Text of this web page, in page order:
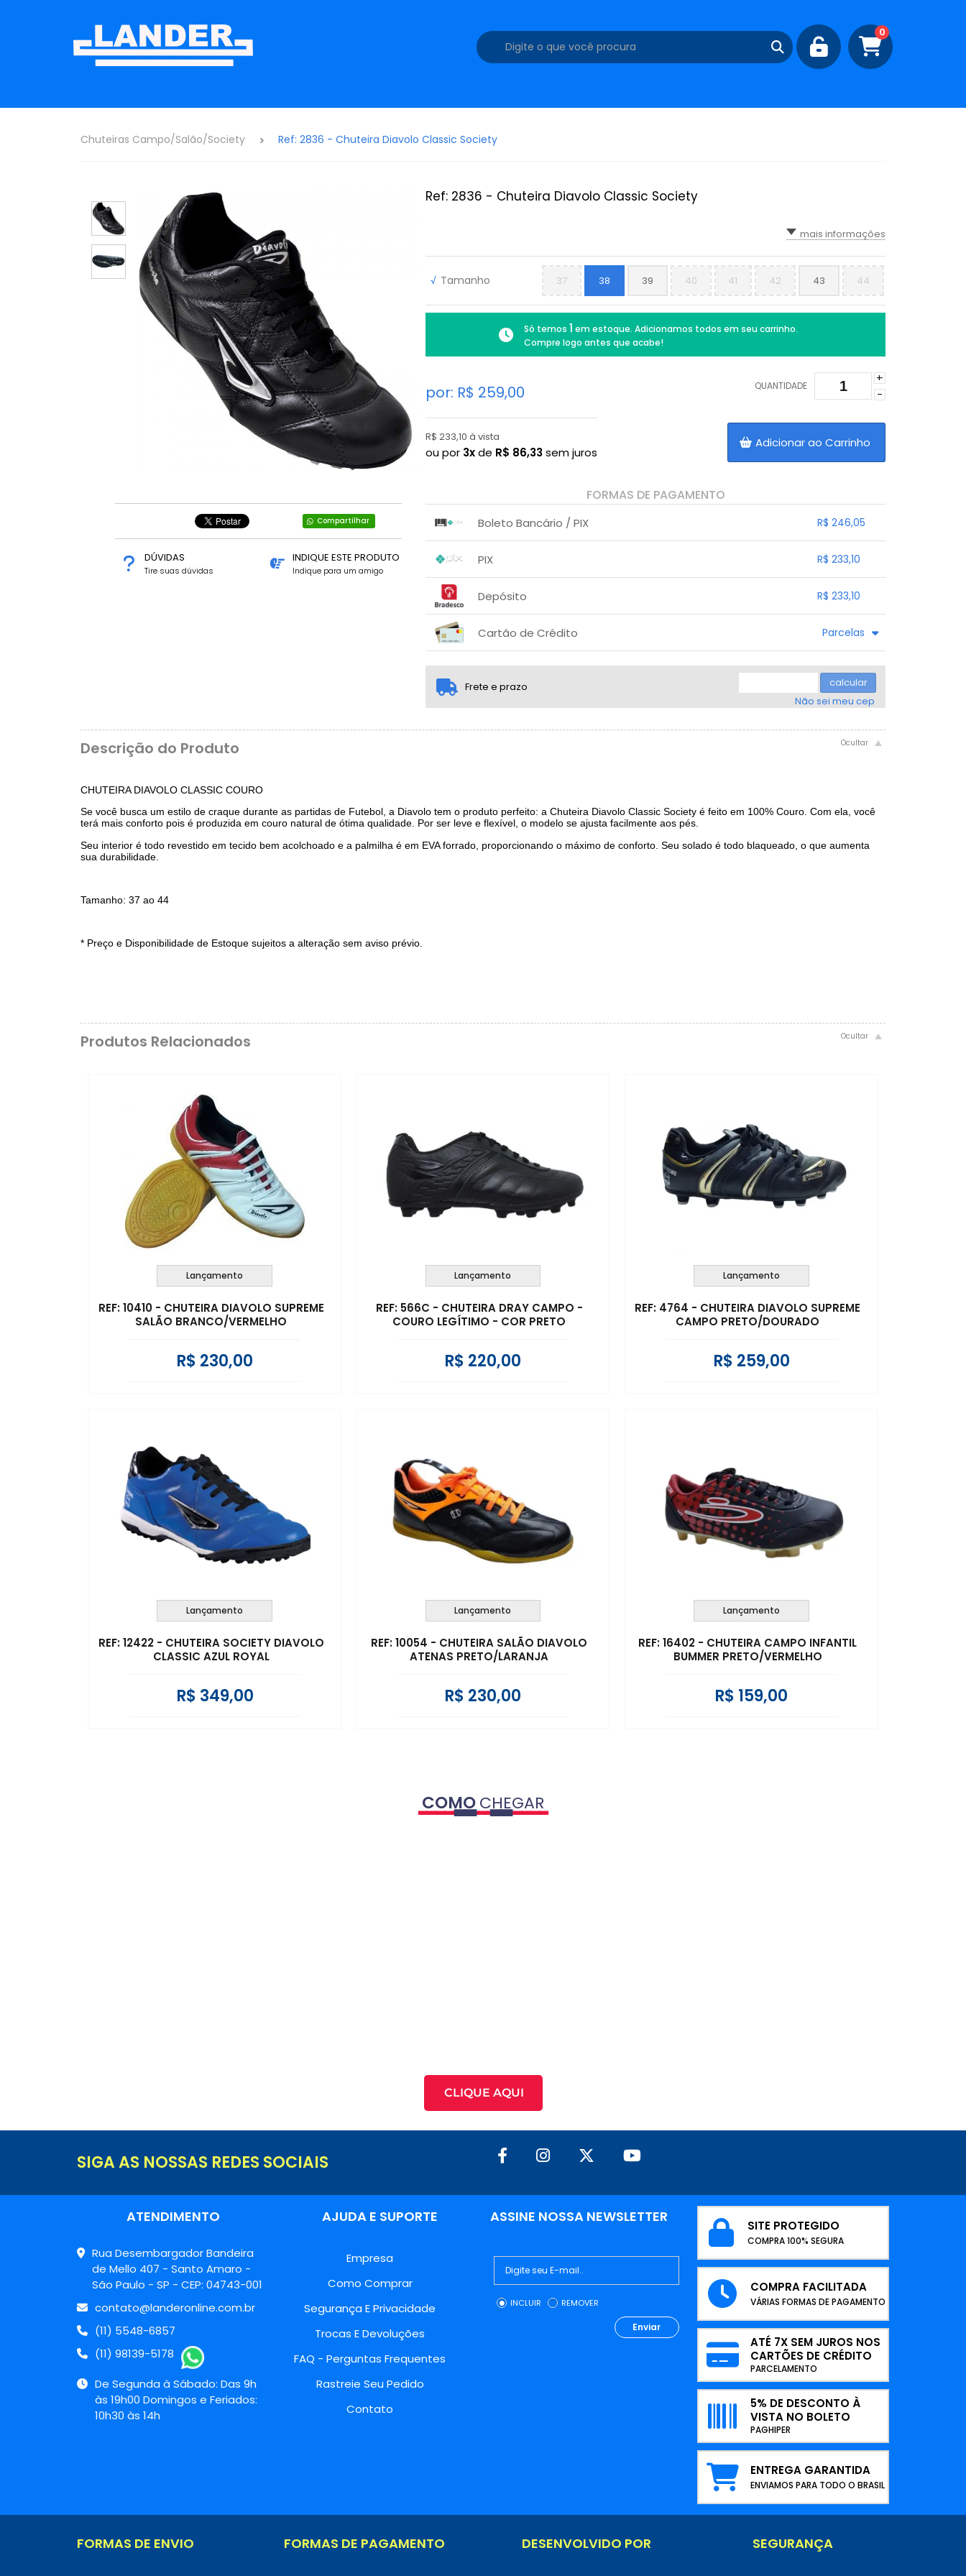
0
Chuteiras Campo/Salão/Society Ref: 2836 - Chuteira Diavolo Classic Society
Compartilhar
DÚVIDAS
Tire suas dúvidas
INDIQUE ESTE PRODUTO
Indique para um amigo
Ref: 2836 - Chuteira Diavolo Classic Society
mais informações
√ Tamanho 37 38 39 40 41 42 43 44
Só temos 1 em estoque. Adicionamos todos em seu carrinho.
Compre logo antes que acabe!
por: R$ 259,00
R$ 233,10 à vista
ou por 3xde R$ 86,33sem juros
QUANTIDADE
+
-
Adicionar ao Carrinho
FORMAS DE PAGAMENTO
Boleto Bancário / PIX
R$ 246,05
PIX
R$ 233,10
Depósito
R$ 233,10
Cartão de Crédito
Parcelas
......
Frete e prazo
calcular
Não sei meu cep
Descrição do Produto
CHUTEIRA DIAVOLO CLASSIC COURO
Se você busca um estilo de craque durante as partidas de Futebol, a Diavolo tem o produto perfeito: a Chuteira Diavolo Classic Society é feito em 100% Couro. Com ela, você
terá mais conforto pois é produzida em couro natural de ótima qualidade. Por ser leve e flexível, o modelo se ajusta facilmente aos pés.
Seu interior é todo revestido em tecido bem acolchoado e a palmilha é em EVA forrado, proporcionando o máximo de conforto. Seu solado é todo blaqueado, o que aumenta
sua durabilidade.
Tamanho: 37 ao 44
* Preço e Disponibilidade de Estoque sujeitos a alteração sem aviso prévio.
Produtos Relacionados
Lançamento
REF: 10410 - CHUTEIRA DIAVOLO SUPREME
SALÃO BRANCO/VERMELHO
R$ 230,00
Lançamento
REF: 566C - CHUTEIRA DRAY CAMPO -
COURO LEGÍTIMO - COR PRETO
R$ 220,00
Lançamento
REF: 4764 - CHUTEIRA DIAVOLO SUPREME
CAMPO PRETO/DOURADO
R$ 259,00
Lançamento
REF: 12422 - CHUTEIRA SOCIETY DIAVOLO
CLASSIC AZUL ROYAL
R$ 349,00
Lançamento
REF: 10054 - CHUTEIRA SALÃO DIAVOLO
ATENAS PRETO/LARANJA
R$ 230,00
Lançamento
REF: 16402 - CHUTEIRA CAMPO INFANTIL
BUMMER PRETO/VERMELHO
R$ 159,00
COMOCHEGAR
CLIQUE AQUI
SIGA AS NOSSAS REDES SOCIAIS
ATENDIMENTO
Rua Desembargador Bandeira
de Mello 407 - Santo Amaro -
São Paulo - SP - CEP: 04743-001
contato@landeronline.com.br
(11) 5548-6857
(11) 98139-5178
De Segunda à Sábado: Das 9h
às 19h00 Domingos e Feriados:
10h30 às 14h
AJUDA E SUPORTE
Empresa
Como Comprar
Segurança E Privacidade
Trocas E Devoluções
FAQ - Perguntas Frequentes
Rastreie Seu Pedido
Contato
ASSINE NOSSA NEWSLETTER
INCLUIR REMOVER
Enviar
SITE PROTEGIDO
COMPRA 100% SEGURA
COMPRA FACILITADA
VÁRIAS FORMAS DE PAGAMENTO
ATÉ 7X SEM JUROS NOS
CARTÕES DE CRÉDITO
PARCELAMENTO
5% DE DESCONTO À
VISTA NO BOLETO
PAGHIPER
ENTREGA GARANTIDA
ENVIAMOS PARA TODO O BRASIL
FORMAS DE ENVIO FORMAS DE PAGAMENTO DESENVOLVIDO POR SEGURANÇA